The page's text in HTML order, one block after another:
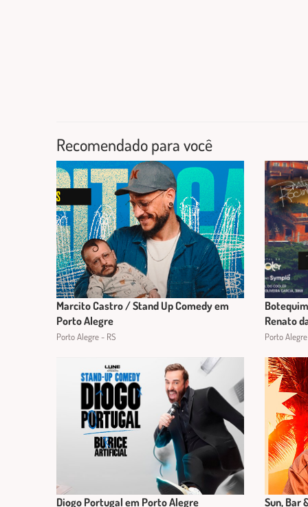
Recomendado para você
Marcito Castro / Stand Up Comedy em
Porto Alegre
Porto Alegre - RS
Renato
Porto
Diogo Portugal em Porto Alegre Sun, Bar